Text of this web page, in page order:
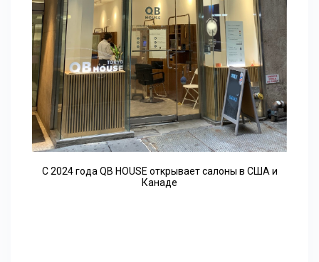
С 2024 года QB HOUSE открывает салоны в США и
Канаде